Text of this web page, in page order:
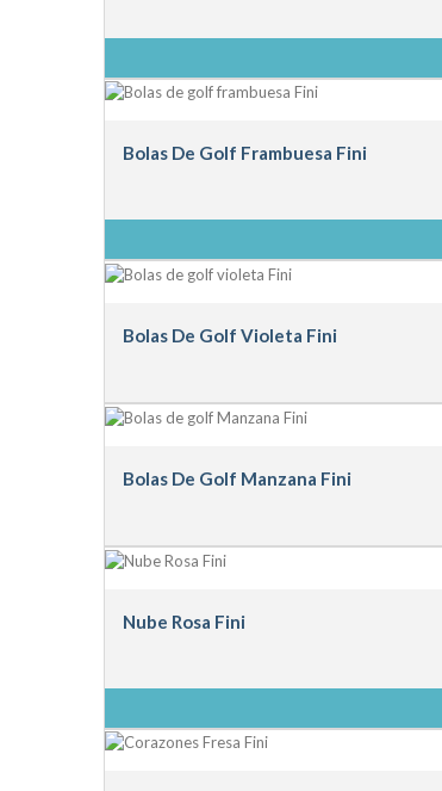
Bolas De Golf Frambuesa Fini
Bolas De Golf Violeta Fini
Bolas De Golf Manzana Fini
Nube Rosa Fini